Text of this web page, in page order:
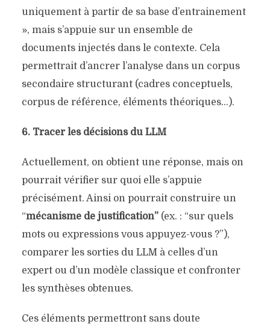
uniquement à partir de sa base d’entrainement
», mais s’appuie sur un ensemble de
documents injectés dans le contexte. Cela
permettrait d’ancrer l’analyse dans un corpus
secondaire structurant (cadres conceptuels,
corpus de référence, éléments théoriques…).
6. Tracer les décisions du LLM
Actuellement, on obtient une réponse, mais on
pourrait vérifier sur quoi elle s’appuie
précisément. Ainsi on pourrait construire un
“mécanisme de justification”(ex. : “sur quels
mots ou expressions vous appuyez-vous ?”),
comparer les sorties du LLM à celles d’un
expert ou d’un modèle classique et confronter
les synthèses obtenues.
Ces éléments permettront sans doute